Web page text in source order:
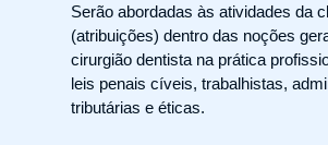
Serão abordadas às atividades da
(atribuições) dentro das noções
cirurgião dentista na prática
leis penais cíveis, trabalhistas,
tributárias e éticas.